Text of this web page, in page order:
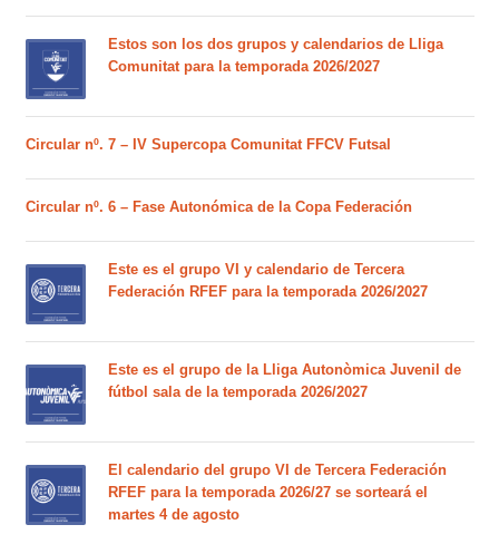
Estos son los dos grupos y calendarios de Lliga
Comunitat para la temporada 2026/2027
Circular nº. 7 – IV Supercopa Comunitat FFCV Futsal
Circular nº. 6 – Fase Autonómica de la Copa Federación
Este es el grupo VI y calendario de Tercera
Federación RFEF para la temporada 2026/2027
Este es el grupo de la Lliga Autonòmica Juvenil de
fútbol sala de la temporada 2026/2027
El calendario del grupo VI de Tercera Federación
RFEF para la temporada 2026/27 se sorteará el
martes 4 de agosto